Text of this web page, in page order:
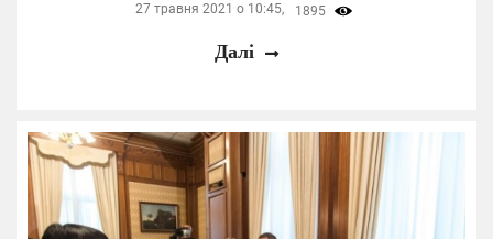
27 травня 2021 о 10:45, 1895
Далі